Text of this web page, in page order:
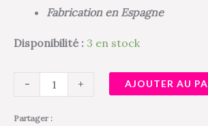
Fabrication en Espagne
Disponibilité : 3 en stock
- + AJOUTER AU
Partager :